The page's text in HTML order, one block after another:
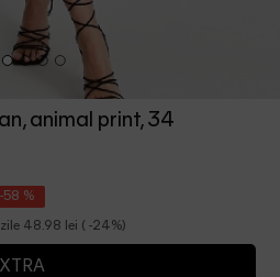
animal print, 34
-58 %
48.98 lei ( -24%)